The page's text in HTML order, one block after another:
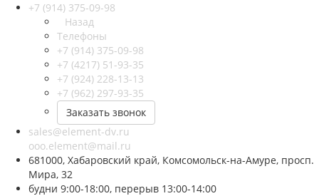
+7 (914) 375-09-98
Назад
Телефоны
+7 (914) 375-09-98
+7 (4217) 51-93-35
+7 (924) 228-13-13
+7 (962) 297-93-35
Заказать звонок
sales@element-dv.ru
ooo.element@mail.ru
681000, Хабаровский край, Комсомольск-на-Амуре, просп.
Мира, 32
будни 9:00-18:00, перерыв 13:00-14:00